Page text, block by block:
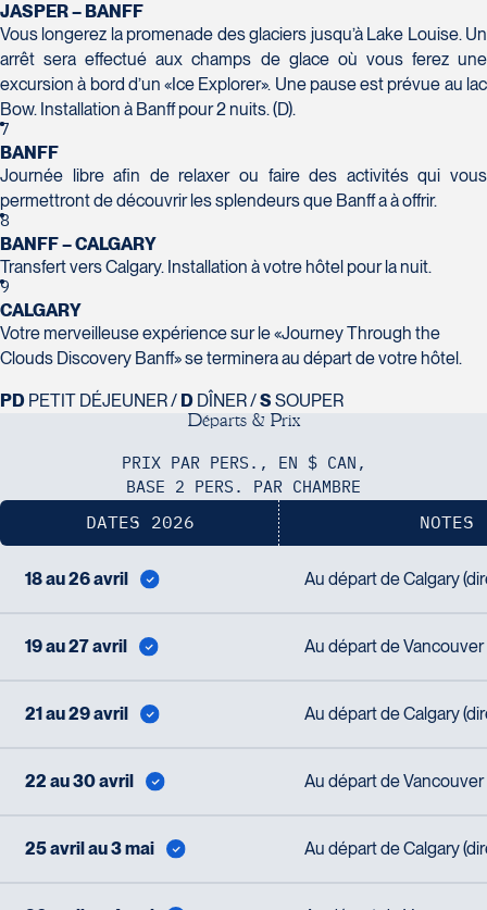
JASPER – BANFF
Vous longerez la promenade des glaciers jusqu’à Lake Louise. Un
arrêt sera effectué aux champs de glace où vous ferez une
excursion à bord d’un «Ice Explorer». Une pause est prévue au lac
Bow. Installation à Banff pour 2 nuits. (D).
7
BANFF
Journée libre afin de relaxer ou faire des activités qui vous
permettront de découvrir les splendeurs que Banff a à offrir.
8
BANFF – CALGARY
Transfert vers Calgary. Installation à votre hôtel pour la nuit.
9
CALGARY
Votre merveilleuse expérience sur le «Journey Through the
Clouds Discovery Banff» se terminera au départ de votre hôtel.
PD PETIT DÉJEUNER / D DÎNER /S SOUPER
Départs & Prix
PRIX PAR PERS., EN $ CAN,
BASE 2 PERS. PAR CHAMBRE
DATES 2026 NOTES
18 au 26 avril Au départ de Calgary
19 au 27 avril Au départ de
21 au 29 avril Au départ de Calgary
22 au 30 avril Au départ de
25 avril au 3 mai Au départ de Calgary
Voyages Action
230 Boulevard Sir-Wilfrid-Laurier
Beloeil
J3G 4G7
450-464-0363 / 1-800-331-
0363
Voyages Boislard Poirier
2840 Boulevard Laframboise
Saint-Hyacinthe
Tél :450-774-6436 / 1-800-561-2967
8940 Boulevard Leduc - Bureau 20
J4Y 0G4
Voyages Granby
Voyages CAA Place de la Cité
2600 Boulevard Laurier #133, Place
de la Cité
Québec
G1V 4T3
Tél :418-653-9200 / 1-844-869-
2439
Voyages CAA Québec
Québec
418-624-8222 / 1-844-869-2439
Pont-Rouge
Tél :418-873-4515
Voyages Laurier du Vallon - Siège